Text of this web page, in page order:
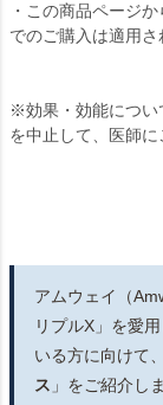
・この商品ページ
でのご購入は適用さ
※効果・効能につい
を中止して、医師に
アムウェイ（
リプルX」を愛
いる方に向けて
ス 」をご紹介し